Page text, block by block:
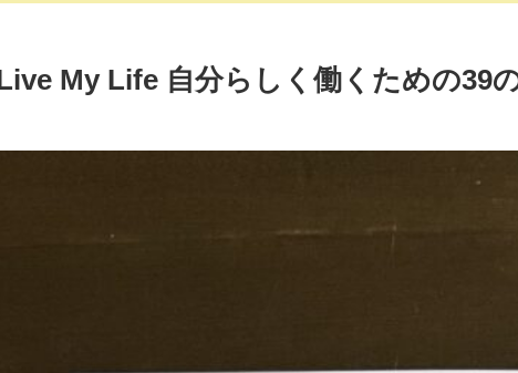
My Life 自分らしく働くための39